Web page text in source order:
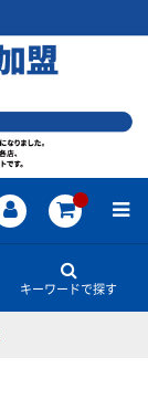
キーワードで探す